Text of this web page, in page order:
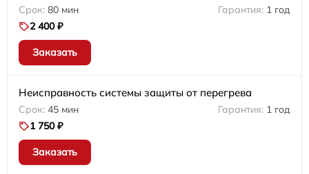
80 мин
1 год
2 400 ₽
Заказать
Неисправность системы защиты от перегрева
45 мин
1 год
1 750 ₽
Заказать